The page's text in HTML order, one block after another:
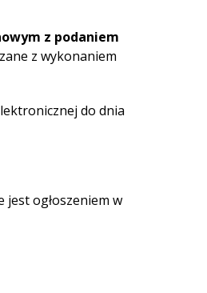
z podaniem
z wykonaniem
do dnia
ogłoszeniem w